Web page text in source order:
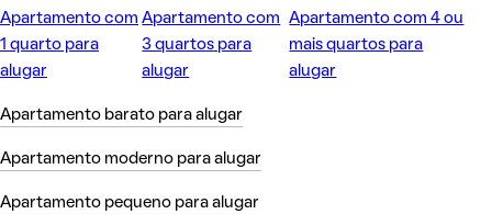
Apartamento com
1 quarto para
alugar
Apartamento com
3 quartos para
alugar
Apartamento com 4 ou
mais quartos para
alugar
Apartamento barato para alugar
Apartamento moderno para alugar
Apartamento pequeno para alugar